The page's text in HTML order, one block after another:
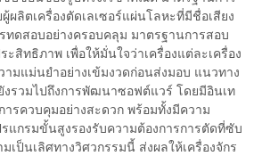
ลิตเครื่องตัดเลเซอร์แผ่นโลหะที่มีชื่อเสียง
ดสอบอย่างครอบคลุม มาตรฐานการสอบ
สิทธิภาพ เพื่อให้มั่นใจว่าเครื่องแต่ละเครื่อง
มแม่นยำอย่างเข้มงวดก่อนส่งมอบ แนวทาง
รวมไปถึงการพัฒนาซอฟต์แวร์ โดยมีอินเท
ารควบคุมอย่างสะดวก พร้อมทั้งมีความ
แกรมขั้นสูงรองรับความต้องการการตัดที่ซับ
ป็นเลิศทางวิศวกรรมนี้ ส่งผลให้เครื่องจักร